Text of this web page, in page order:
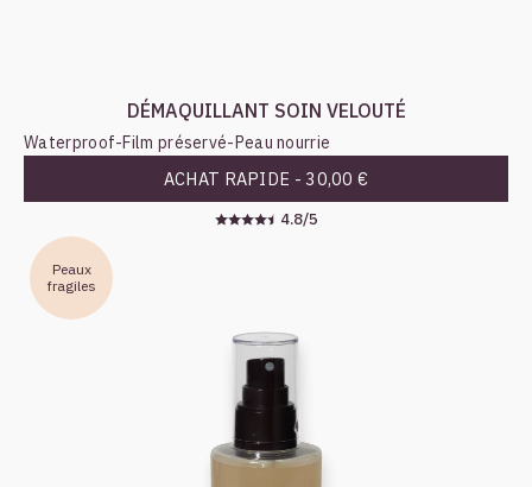
DÉMAQUILLANT SOIN VELOUTÉ
Waterproof-Film préservé-Peau nourrie
ACHAT RAPIDE - 30,00 €
4.8/5
Peaux
fragiles